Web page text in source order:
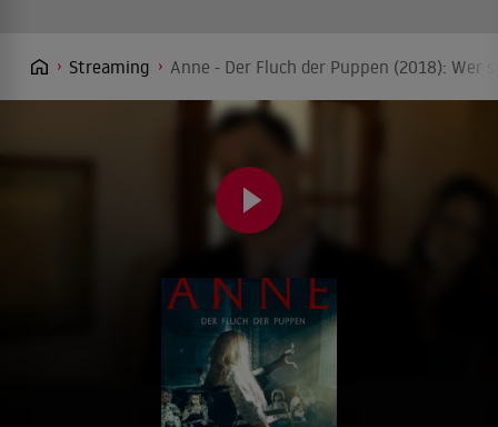
Streaming Anne - Der Fluch der Puppen (2018): Wer